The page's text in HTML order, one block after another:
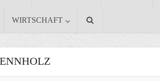
WIRTSCHAFT